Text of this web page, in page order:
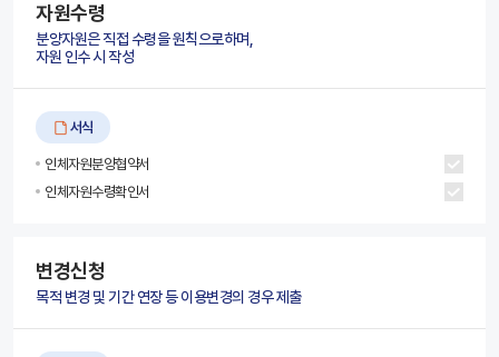
자원수령
분양자원은 직접 수령을 원칙으로하며,
자원 인수 시 작성
서식
인체자원분양협약서
인체자원수령확인서
변경신청
목적 변경 및 기간 연장 등 이용변경의 경우 제출